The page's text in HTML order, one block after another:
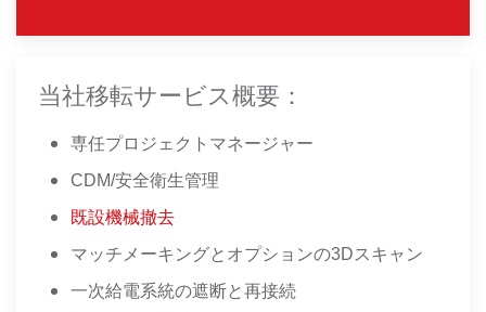
当社移転サービス概要：
専任プロジェクトマネージャー
CDM/安全衛生管理
既設機械撤去
マッチメーキングとオプションの3Dスキャン
一次給電系統の遮断と再接続